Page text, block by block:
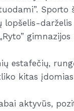
Sporto
darželis
estafečių,
kitas
aktyvūs,